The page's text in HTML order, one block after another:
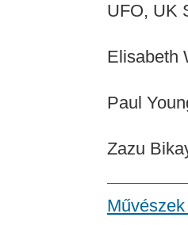
UFO, UK
Elisabeth
Paul
Zazu